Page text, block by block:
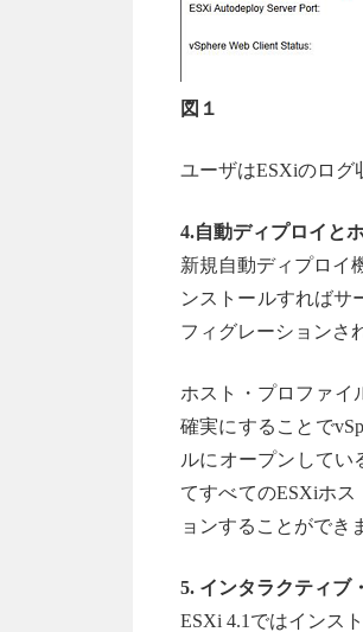
図１
ユーザはESXiのログ
4.自動ディプロイと
新規自動ディプロイ
ンストールすればサ
フィグレーションさ
ホスト・プロファイ
確実にすることで
ルにオープンしてい
てすべてのESXiホ
ョンすることができ
5. インタラクティブ
ESXi 4.1ではインス